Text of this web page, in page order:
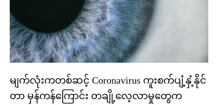
မျက်လုံးကတစ်ဆင့် Coronavirus ကူးစက်ပျံ့နှံ့နိုင်
တာ မှန်ကန်‌ကြောင်း တချို့လေ့လာမှု‌တွေက